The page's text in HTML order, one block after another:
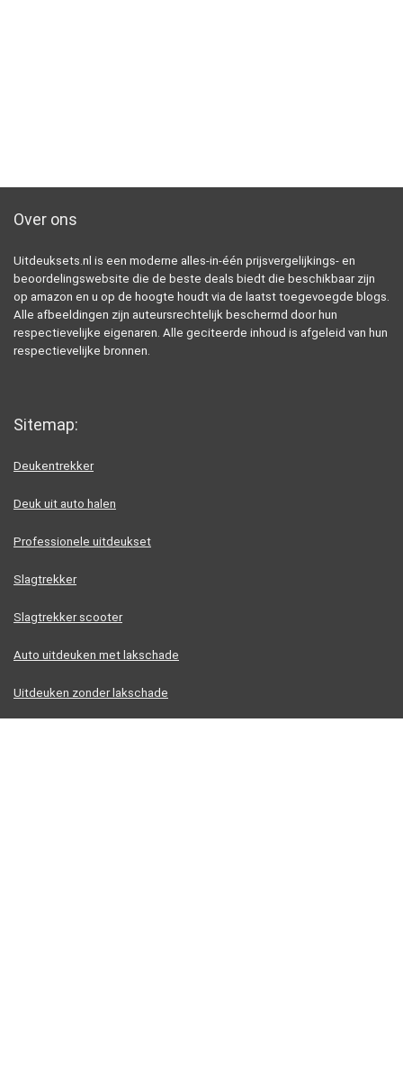
Over ons
Uitdeuksets.nl is een moderne alles-in-één prijsvergelijkings- en
beoordelingswebsite die de beste deals biedt die beschikbaar zijn
op amazon en u op de hoogte houdt via de laatst toegevoegde blogs.
Alle afbeeldingen zijn auteursrechtelijk beschermd door hun
respectievelijke eigenaren. Alle geciteerde inhoud is afgeleid van hun
respectievelijke bronnen.
Sitemap:
Deukentrekker
Deuk uit auto halen
Professionele uitdeukset
Slagtrekker
Slagtrekker scooter
Auto uitdeuken met lakschade
Uitdeuken zonder lakschade